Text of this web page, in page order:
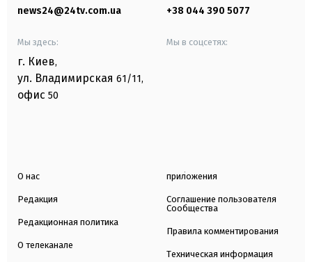
news24@24tv.com.ua +38 044 390 5077
Мы здесь:
г. Киев,
ул. Владимирская 61/11,
офис 50
Мы в соцсетях:
О нас
Редакция
Редакционная политика
О телеканале
приложения
Соглашение пользователя
Сообщества
Правила комментирования
Техническая информация